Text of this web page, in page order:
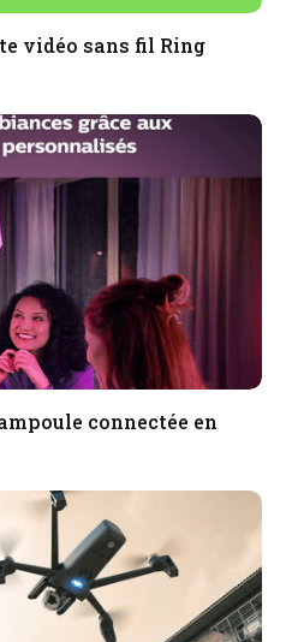
vidéo sans fil Ring
connectée en